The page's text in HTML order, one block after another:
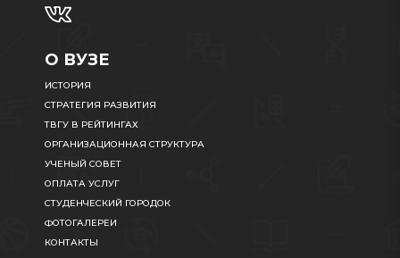
О ВУЗЕ
ИСТОРИЯ
СТРАТЕГИЯ РАЗВИТИЯ
ТВГУ В РЕЙТИНГАХ
ОРГАНИЗАЦИОННАЯ СТРУКТУРА
УЧЕНЫЙ СОВЕТ
ОПЛАТА УСЛУГ
СТУДЕНЧЕСКИЙ ГОРОДОК
ФОТОГАЛЕРЕИ
КОНТАКТЫ